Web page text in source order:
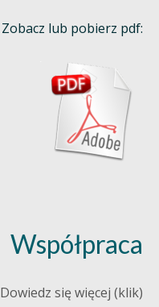
Zobacz lub pobierz pdf:
Współpraca
Dowiedz się więcej (klik)